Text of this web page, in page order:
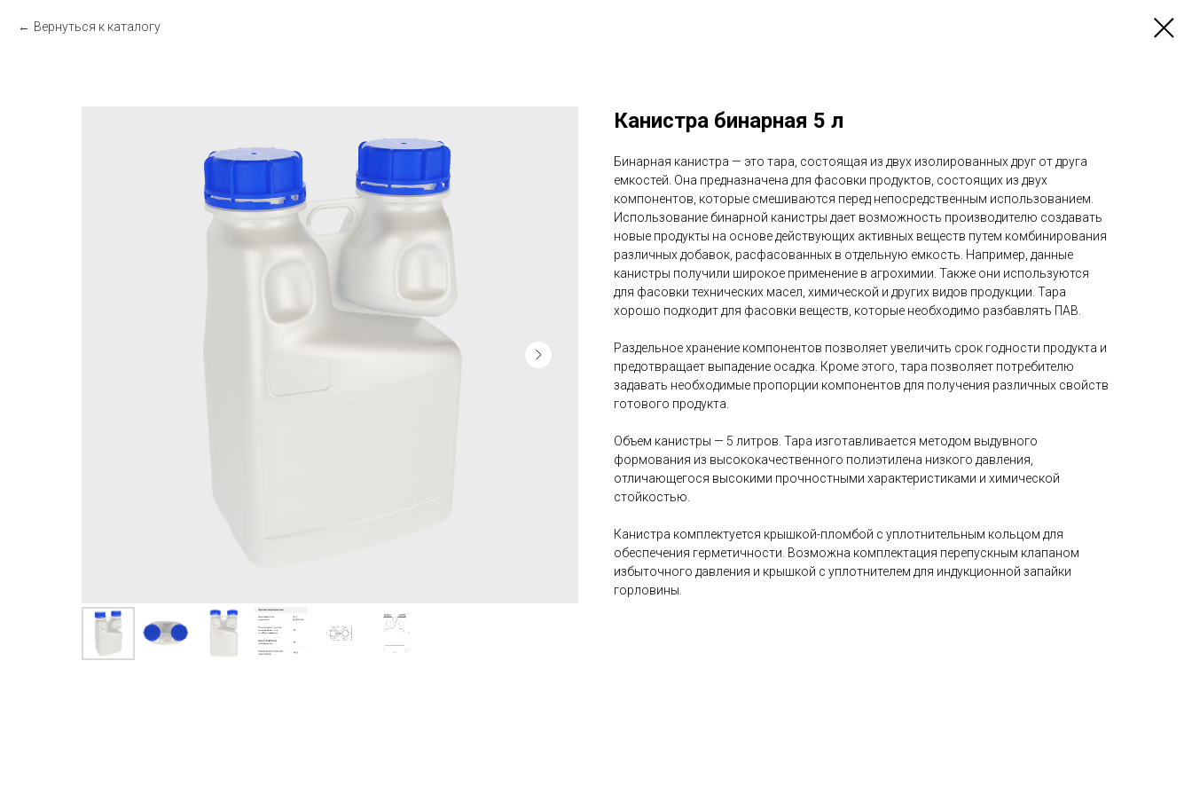
Вернуться к каталогу
Канистра бинарная 5 л
Бинарная канистра — это тара, состоящая из двух изолированных друг от друга
емкостей. Она предназначена для фасовки продуктов, состоящих из двух
компонентов, которые смешиваются перед непосредственным использованием.
Использование бинарной канистры дает возможность производителю создавать
новые продукты на основе действующих активных веществ путем комбинирования
различных добавок, расфасованных в отдельную емкость. Например, данные
канистры получили широкое применение в агрохимии. Также они используются
для фасовки технических масел, химической и других видов продукции. Тара
хорошо подходит для фасовки веществ, которые необходимо разбавлять ПАВ.
Раздельное хранение компонентов позволяет увеличить срок годности продукта и
предотвращает выпадение осадка. Кроме этого, тара позволяет потребителю
задавать необходимые пропорции компонентов для получения различных свойств
готового продукта.
Объем канистры — 5 литров. Тара изготавливается методом выдувного
формования из высококачественного полиэтилена низкого давления,
отличающегося высокими прочностными характеристиками и химической
стойкостью.
Канистра комплектуется крышкой-пломбой с уплотнительным кольцом для
обеспечения герметичности. Возможна комплектация перепускным клапаном
избыточного давления и крышкой с уплотнителем для индукционной запайки
горловины.